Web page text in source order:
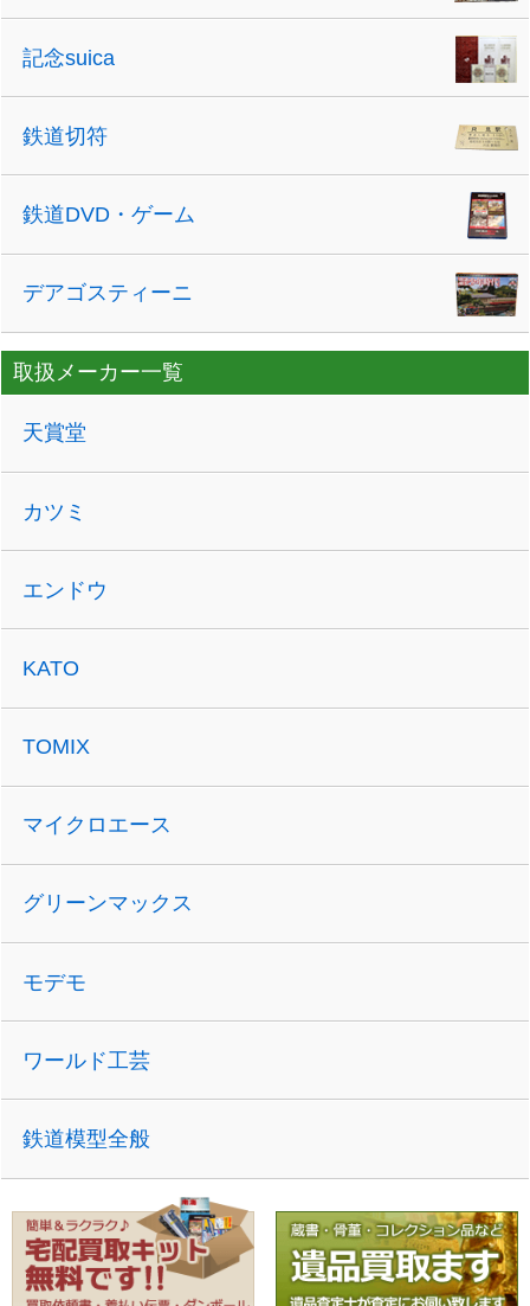
記念suica
鉄道切符
鉄道DVD・ゲーム
デアゴスティーニ
取扱メーカー一覧
天賞堂
カツミ
エンドウ
KATO
TOMIX
マイクロエース
グリーンマックス
モデモ
ワールド工芸
鉄道模型全般